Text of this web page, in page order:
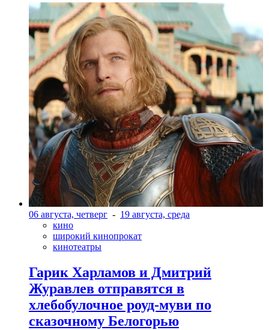
06 августа, четверг - 19 августа, среда
кино
широкий кинопрокат
кинотеатры
Гарик Харламов и Дмитрий
Журавлев отправятся в
хлебобулочное роуд-муви по
сказочному Белогорью